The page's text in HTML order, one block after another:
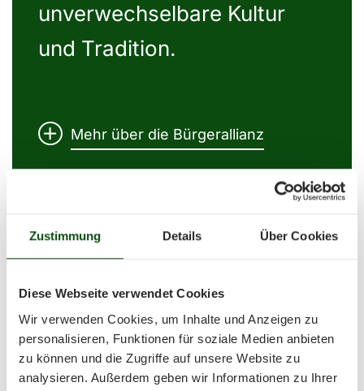
Zustimmung Details Über Cookies
Diese Webseite verwendet Cookies
Wir verwenden Cookies, um Inhalte und Anzeigen zu
personalisieren, Funktionen für soziale Medien anbieten
zu können und die Zugriffe auf unsere Website zu
analysieren. Außerdem geben wir Informationen zu Ihrer
unverwechselbare Kultur
und Tradition.
Mehr über die Bürgerallianz
Bayerisches
Bündnis für